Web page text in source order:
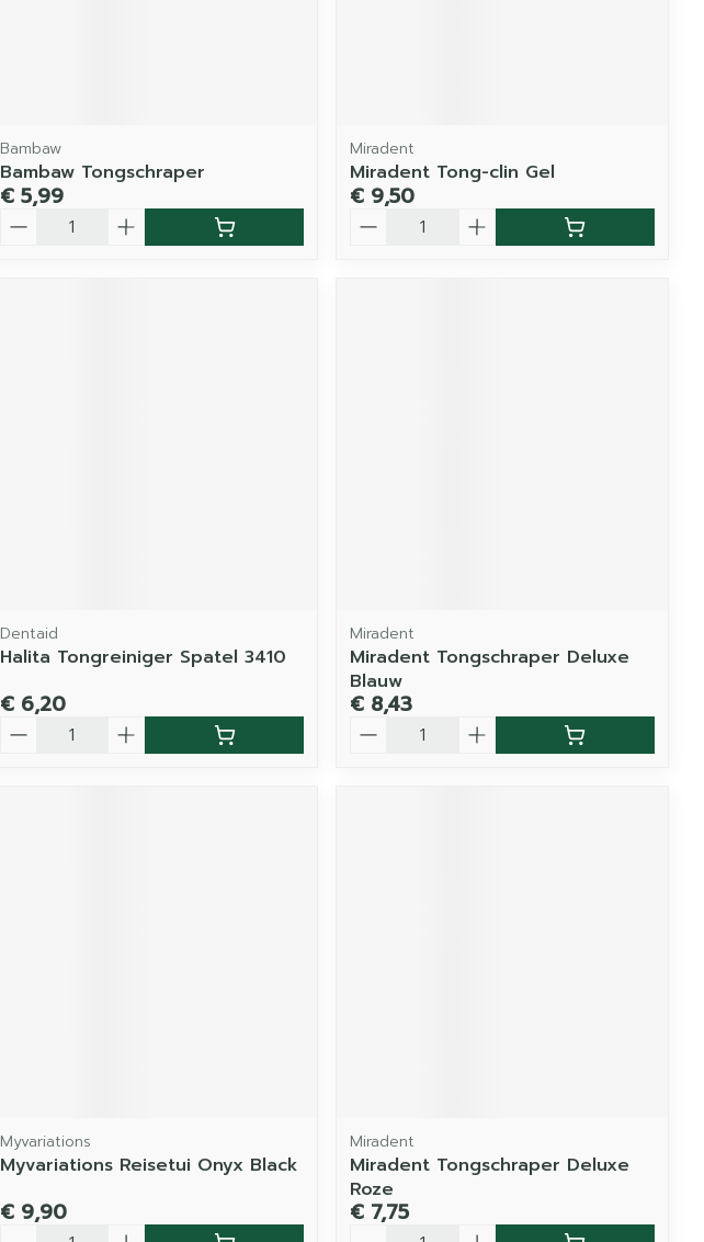
Bambaw
Bambaw Tongschraper
€ 5,99
Miradent
Miradent Tong-clin Gel
€ 9,50
Dentaid
Halita Tongreiniger Spatel 3410
€ 6,20
Miradent
Miradent Tongschraper Deluxe
Blauw
€ 8,43
Myvariations
Myvariations Reisetui Onyx Black
€ 9,90
Miradent
Miradent Tongschraper Deluxe
Roze
€ 7,75